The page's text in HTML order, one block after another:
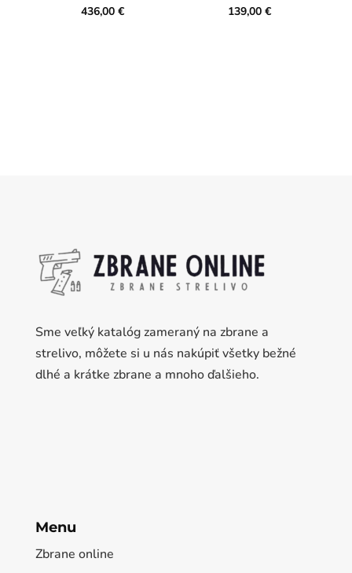
436,00€
139,00 €
Sme veľký katalóg zameraný na zbrane a
strelivo, môžete si u nás nakúpiť všetky bežné
dlhé a krátke zbrane a mnoho ďalšieho.
Menu
Zbrane online